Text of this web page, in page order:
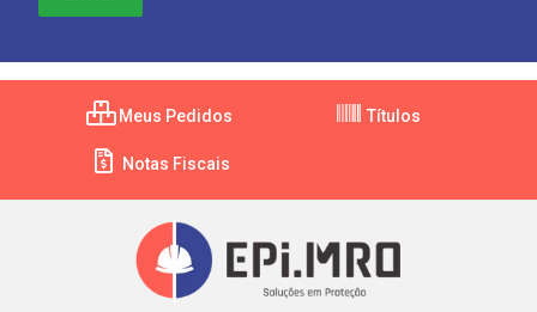
Meus Pedidos Títulos
Notas Fiscais